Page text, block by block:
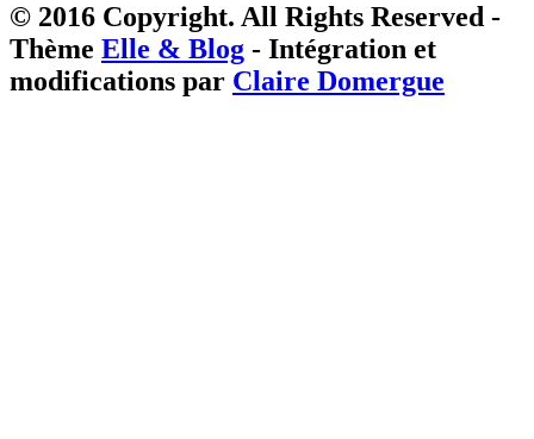
© 2016 Copyright. All Rights Reserved -
Thème Elle & Blog - Intégration et
modifications par Claire Domergue